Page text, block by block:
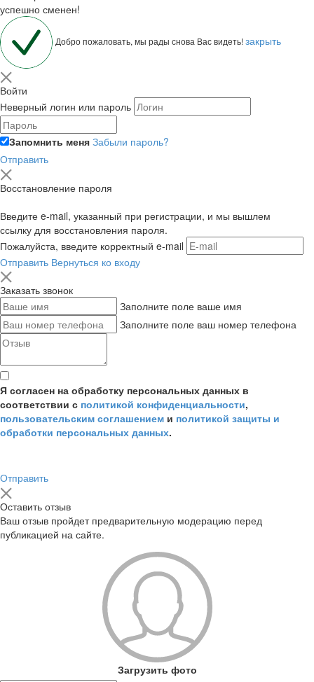
успешно сменен!
Добро пожаловать, мы рады снова Вас видеть!закрыть
Войти
Неверный логин или пароль
Запомнить меня Забыли пароль?
Отправить
Восстановление пароля
Введите e-mail, указанный при регистрации, и мы вышлем
ссылку для восстановления пароля.
Пожалуйста, введите корректный e-mail
Отправить Вернуться ко входу
Заказать звонок
Заполните поле ваше имя
Заполните поле ваш номер телефона
Я согласен на обработку персональных данных в
соответствии с политикой конфиденциальности,
пользовательским соглашением и политикой защиты и
обработки персональных данных.
Отправить
Оставить отзыв
Ваш отзыв пройдет предварительную модерацию перед
публикацией на сайте.
Загрузить фото